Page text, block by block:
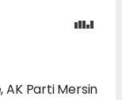
AK Parti Mersin